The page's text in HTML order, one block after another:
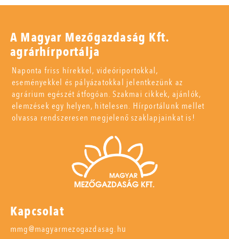
A Magyar Mezőgazdaság Kft.
agrárhírportálja
Naponta friss hírekkel, videóriportokkal,
eseményekkel és pályázatokkal jelentkezünk az
agrárium egészét átfogóan. Szakmai cikkek, ajánlók,
elemzések egy helyen, hitelesen. Hírportálunk mellet
olvassa rendszeresen megjelenő szaklapjainkat is!
Kapcsolat
mmg@magyarmezogazdasag.hu